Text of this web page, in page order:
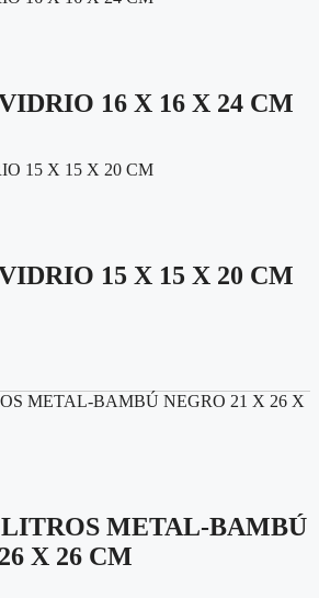
16 X 16 X 24 CM
15 X 15 X 20 CM
METAL-BAMBÚ
X 26 CM